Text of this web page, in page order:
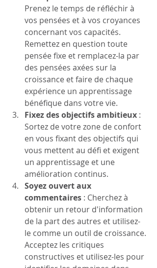
Prenez le temps de réfléchir à
vos pensées et à vos croyances
concernant vos capacités.
Remettez en question toute
pensée fixe et remplacez-la par
des pensées axées sur la
croissance et faire de chaque
expérience un apprentissage
bénéfique dans votre vie.
Fixez des objectifs ambitieux :
Sortez de votre zone de confort
en vous fixant des objectifs qui
vous mettent au défi et exigent
un apprentissage et une
amélioration continus.
Soyez ouvert aux
commentaires : Cherchez à
obtenir un retour d'information
de la part des autres et utilisez-
le comme un outil de croissance.
Acceptez les critiques
constructives et utilisez-les pour